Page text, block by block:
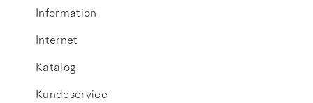
Information
Internet
Katalog
Kundeservice